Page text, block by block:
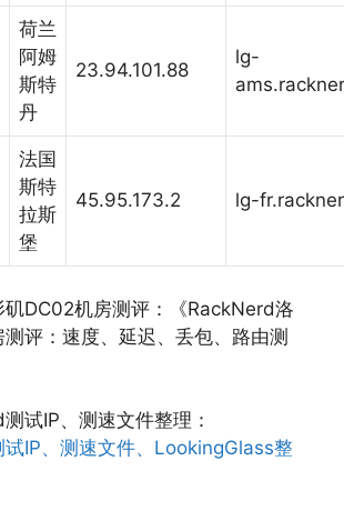
荷兰
阿姆
斯特
丹
23.94.101.88
lg-
法国
斯特
拉斯
堡
45.95.173.2 lg-
DC02机房测评：《RackNerd洛
评：速度、延迟、丢包、路由测
试IP、测速文件整理：
IP、测速文件、LookingGlass整